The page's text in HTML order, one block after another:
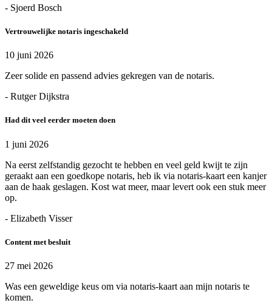
- Sjoerd Bosch
Vertrouwelijke notaris ingeschakeld
10 juni 2026
Zeer solide en passend advies gekregen van de notaris.
- Rutger Dijkstra
Had dit veel eerder moeten doen
1 juni 2026
Na eerst zelfstandig gezocht te hebben en veel geld kwijt te zijn
geraakt aan een goedkope notaris, heb ik via notaris-kaart een kanjer
aan de haak geslagen. Kost wat meer, maar levert ook een stuk meer
op.
- Elizabeth Visser
Content met besluit
27 mei 2026
Was een geweldige keus om via notaris-kaart aan mijn notaris te
komen.